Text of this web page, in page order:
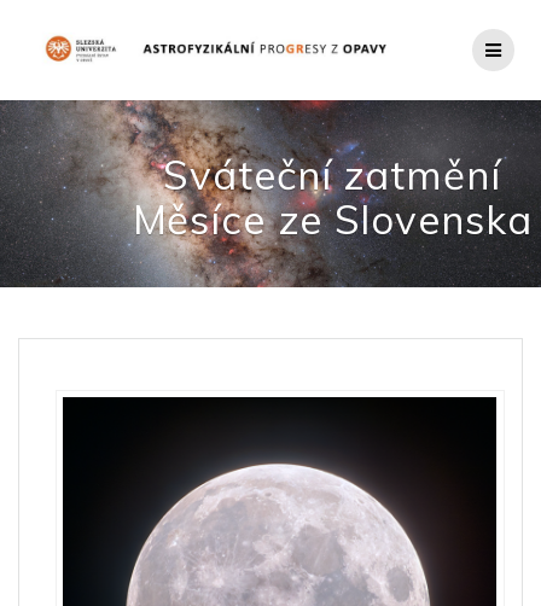
obsah
Sváteční zatmění
Měsíce ze Slovenska